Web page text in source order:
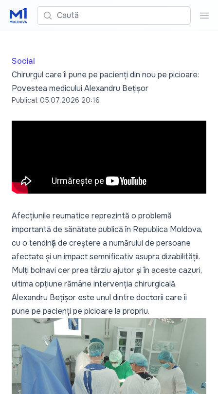
Caută
Social
Chirurgul care îi pune pe pacienți din nou pe picioare:
Povestea medicului Alexandru Bețișor
Publicat 05.07.2026 20:16
Afecțiunile reumatice reprezintă o problemă
importantă de sănătate publică în Republica Moldova,
cu o tendință de creștere a numărului de persoane
afectate și un impact semnificativ asupra dizabilității.
Mulți bolnavi cer prea târziu ajutor și în aceste cazuri,
ultima opțiune rămâne intervenția chirurgicală.
Alexandru Bețișor este unul dintre doctorii care îi
pune pe pacienți pe picioare la propriu.